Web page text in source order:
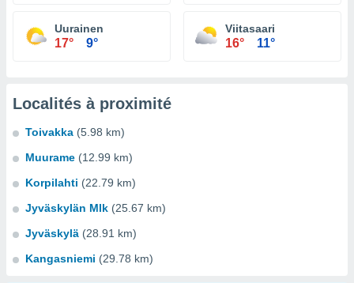
Uurainen
17° 9°
Viitasaari
16° 11°
Localités à proximité
Toivakka (5.98 km)
Muurame (12.99 km)
Korpilahti (22.79 km)
Jyväskylän Mlk (25.67 km)
Jyväskylä (28.91 km)
Kangasniemi (29.78 km)